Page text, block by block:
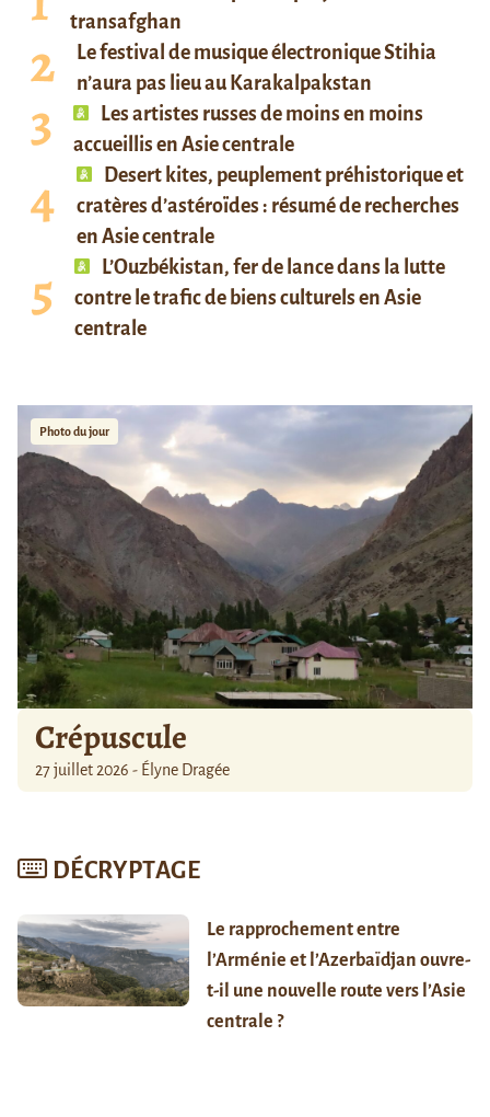
transafghan
Le festival de musique électronique Stihia
n’aura pas lieu au Karakalpakstan
Les artistes russes de moins en moins
accueillis en Asie centrale
Desert kites, peuplement préhistorique et
cratères d’astéroïdes : résumé de recherches
en Asie centrale
L’Ouzbékistan, fer de lance dans la lutte
contre le trafic de biens culturels en Asie
centrale
Photo du jour
Crépuscule
27 juillet 2026 - Élyne Dragée
DÉCRYPTAGE
Le rapprochement entre
l’Arménie et l’Azerbaïdjan ouvre-
t-il une nouvelle route vers l’Asie
centrale ?